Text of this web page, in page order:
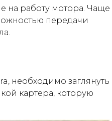
на работу мотора. Чаще
передачи
необходимо заглянуть
картера, которую